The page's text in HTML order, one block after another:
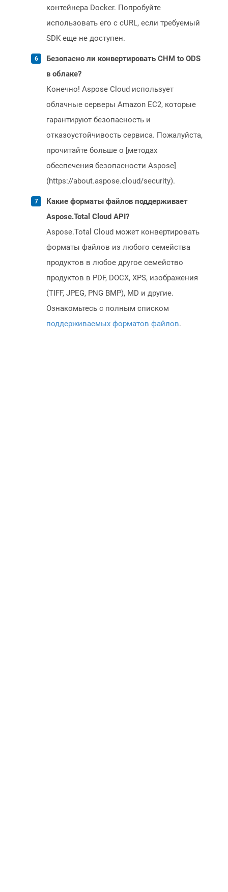
контейнера Docker. Попробуйте
использовать его с cURL, если требуемый
SDK еще не доступен.
Безопасно ли конвертировать CHM to ODS
в облаке?
Конечно! Aspose Cloud использует
облачные серверы Amazon EC2, которые
гарантируют безопасность и
отказоустойчивость сервиса. Пожалуйста,
прочитайте больше о [методах
обеспечения безопасности Aspose]
(https://about.aspose.cloud/security).
Какие форматы файлов поддерживает
Aspose.Total Cloud API?
Aspose.Total Cloud может конвертировать
форматы файлов из любого семейства
продуктов в любое другое семейство
продуктов в PDF, DOCX, XPS, изображения
(TIFF, JPEG, PNG BMP), MD и другие.
Ознакомьтесь с полным списком
поддерживаемых форматов файлов.